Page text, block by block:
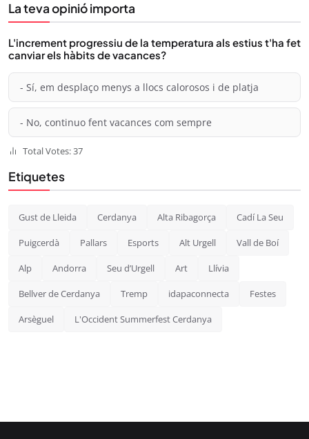
La teva opinió importa
L'increment progressiu de la temperatura als estius t'ha fet
canviar els hàbits de vacances?
- Sí, em desplaço menys a llocs calorosos i de platja
- No, continuo fent vacances com sempre
Total Votes: 37
Etiquetes
Gust de Lleida Cerdanya Alta Ribagorça Cadí La Seu
Puigcerdà Pallars Esports Alt Urgell Vall de Boí
Alp Andorra Seu d’Urgell Art Llívia
Bellver de Cerdanya Tremp idapaconnecta Festes
Arsèguel L'Occident Summerfest Cerdanya